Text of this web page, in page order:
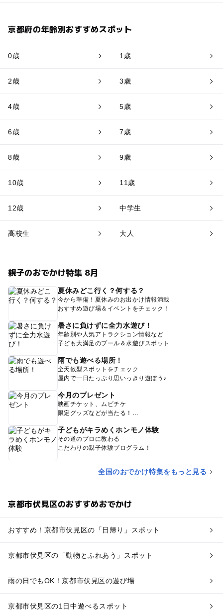
京都府の年齢別おすすめスポット
0歳 1歳
2歳 3歳
4歳 5歳
6歳 7歳
8歳 9歳
10歳 11歳
12歳 中学生
高校生 大人
親子のおでかけ特集 8月
夏休みどこ行く？何する？
今から準備！夏休みのお出かけ情報満載
おすすめ遊び場＆イベントをチェック！
暑さに負けずに全力水遊び！
年齢別や人気アトラクション情報など
子ども大満足のプール＆水遊びスポット
雨でも遊べる場所！
全天候型スポットをチェック
屋内で一日たっぷり思いっきり遊ぼう♪
今月のプレゼント
映画チケット、ムビチケ
限定グッズなどが当たる！
子どもがキラめくホンモノ体験
その道のプロに教わる
こだわりの親子体験プログラム！
全国のおでかけ特集をもっと見る
京都市伏見区のおすすめおでかけ
おすすめ！京都市伏見区の「日帰り」スポット
京都市伏見区の「動物とふれあう」スポット
雨の日でもOK！京都市伏見区の遊び場
京都市伏見区の1日中遊べるスポット